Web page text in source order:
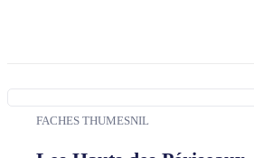
FACHES THUMESNIL